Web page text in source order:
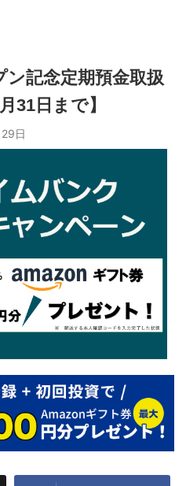
ン記念定期預金取扱
31日まで】
日